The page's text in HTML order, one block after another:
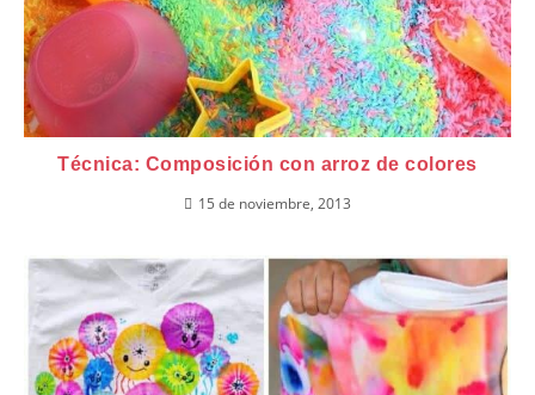
Técnica: Composición con arroz de colores
15 de noviembre, 2013